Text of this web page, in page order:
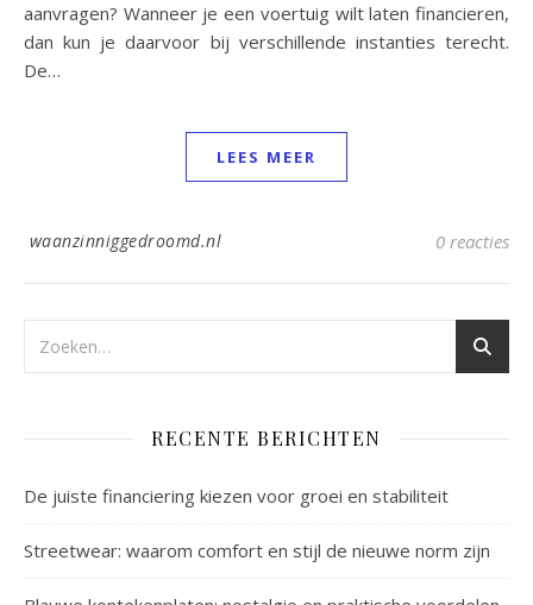
aanvragen? Wanneer je een voertuig wilt laten financieren,
dan kun je daarvoor bij verschillende instanties terecht.
De…
LEES MEER
waanzinniggedroomd.nl 0 reacties
RECENTE BERICHTEN
De juiste financiering kiezen voor groei en stabiliteit
Streetwear: waarom comfort en stijl de nieuwe norm zijn